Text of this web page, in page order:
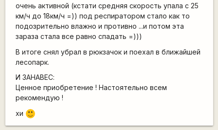
очень активной (кстати средняя скорость упала с 25
км/ч до 18км/ч =)) под респиратором стало как то
подозрительно влажно и противно ...и потом эта
зараза стала все равно спадать =)))
В итоге снял убрал в рюкзачок и поехал в ближайшей
лесопарк.
И ЗАНАВЕС:
Ценное приобретение ! Настоятельно всем
рекомендую !
хи
:)